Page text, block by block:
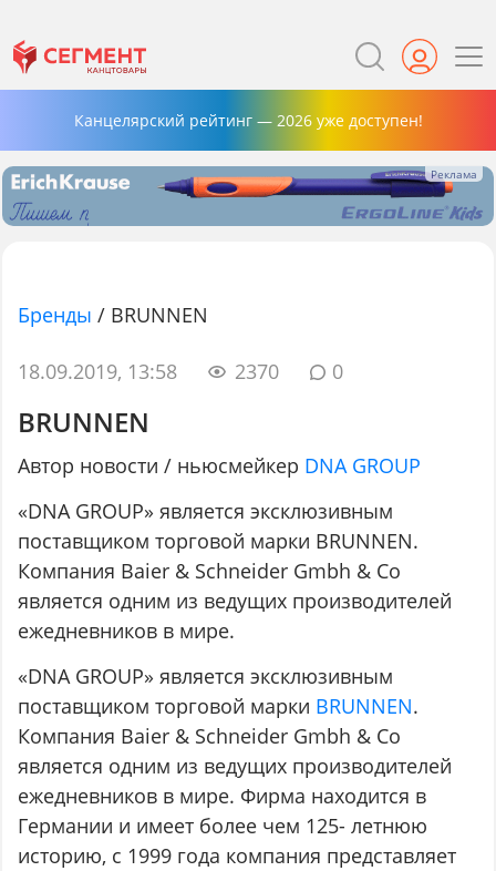
Канцелярский рейтинг — 2026 уже доступен!
Бренды / BRUNNEN
18.09.2019, 13:58 2370 0
BRUNNEN
Автор новости / ньюсмейкер DNA GROUP
«DNA GROUP» является эксклюзивным
поставщиком торговой марки BRUNNEN.
Компания Baier & Schneider Gmbh & Co
является одним из ведущих производителей
ежедневников в мире.
«DNA GROUP» является эксклюзивным
поставщиком торговой марки BRUNNEN.
Компания Baier & Schneider Gmbh & Co
является одним из ведущих производителей
ежедневников в мире. Фирма находится в
Германии и имеет более чем 125- летнюю
историю, с 1999 года компания представляет